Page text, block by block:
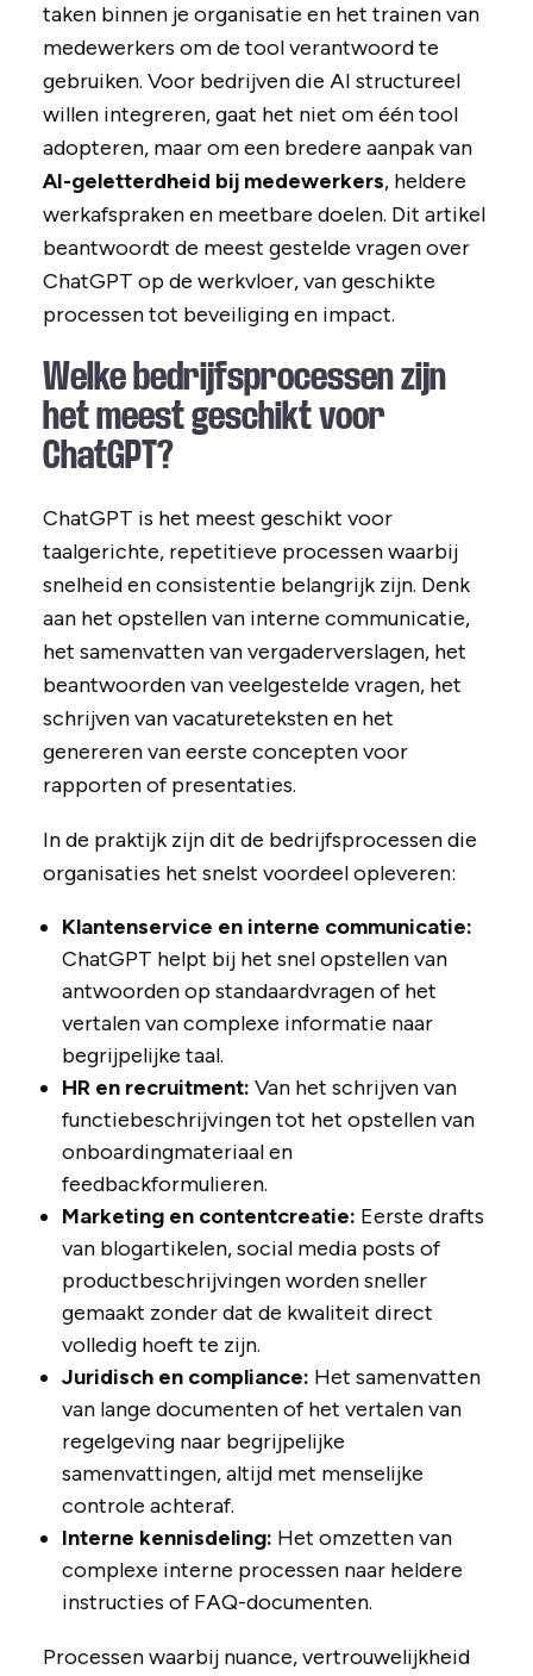
taken binnen je organisatie en het trainen van
medewerkers om de tool verantwoord te
gebruiken. Voor bedrijven die AI structureel
willen integreren, gaat het niet om één tool
adopteren, maar om een bredere aanpak van
AI-geletterdheid bij medewerkers, heldere
werkafspraken en meetbare doelen. Dit artikel
beantwoordt de meest gestelde vragen over
ChatGPT op de werkvloer, van geschikte
processen tot beveiliging en impact.
Welke bedrijfsprocessen zijn
het meest geschikt voor
ChatGPT?
ChatGPT is het meest geschikt voor
taalgerichte, repetitieve processen waarbij
snelheid en consistentie belangrijk zijn. Denk
aan het opstellen van interne communicatie,
het samenvatten van vergaderverslagen, het
beantwoorden van veelgestelde vragen, het
schrijven van vacatureteksten en het
genereren van eerste concepten voor
rapporten of presentaties.
In de praktijk zijn dit de bedrijfsprocessen die
organisaties het snelst voordeel opleveren:
Klantenservice en interne communicatie:
ChatGPT helpt bij het snel opstellen van
antwoorden op standaardvragen of het
vertalen van complexe informatie naar
begrijpelijke taal.
HR en recruitment: Van het schrijven van
functiebeschrijvingen tot het opstellen van
onboardingmateriaal en
feedbackformulieren.
Marketing en contentcreatie: Eerste drafts
van blogartikelen, social media posts of
productbeschrijvingen worden sneller
gemaakt zonder dat de kwaliteit direct
volledig hoeft te zijn.
Juridisch en compliance: Het samenvatten
van lange documenten of het vertalen van
regelgeving naar begrijpelijke
samenvattingen, altijd met menselijke
controle achteraf.
Interne kennisdeling: Het omzetten van
complexe interne processen naar heldere
instructies of FAQ-documenten.
Processen waarbij nuance, vertrouwelijkheid